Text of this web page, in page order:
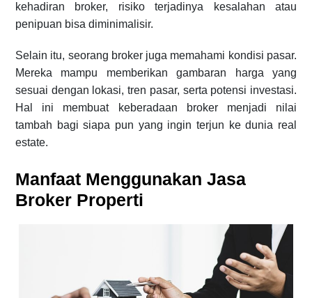
kehadiran broker, risiko terjadinya kesalahan atau
penipuan bisa diminimalisir.
Selain itu, seorang broker juga memahami kondisi pasar.
Mereka mampu memberikan gambaran harga yang
sesuai dengan lokasi, tren pasar, serta potensi investasi.
Hal ini membuat keberadaan broker menjadi nilai
tambah bagi siapa pun yang ingin terjun ke dunia real
estate.
Manfaat Menggunakan Jasa
Broker Properti